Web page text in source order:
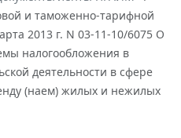
и таможенно-тарифной
2013 г. N 03-11-10/6075 О
налогообложения в
деятельности в сфере
(наем) жилых и нежилых